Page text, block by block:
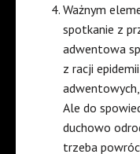
Ważnym
spotkanie z
adwentowa
z racji
Ale do
duchowo
trzeba